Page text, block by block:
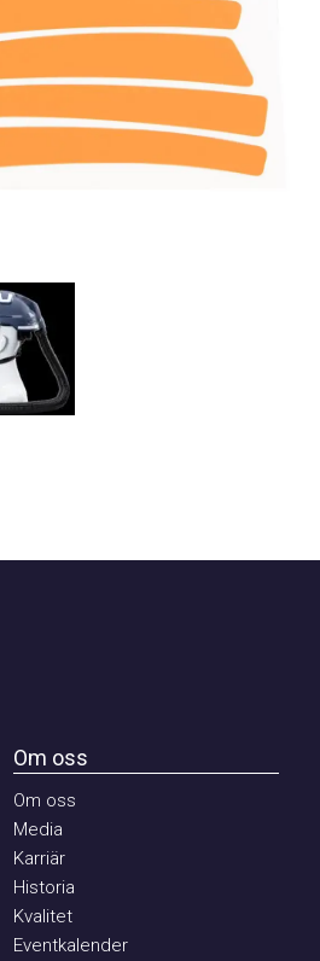
Om oss
Om oss
Media
Karriär
Historia
Kvalitet
Eventkalender